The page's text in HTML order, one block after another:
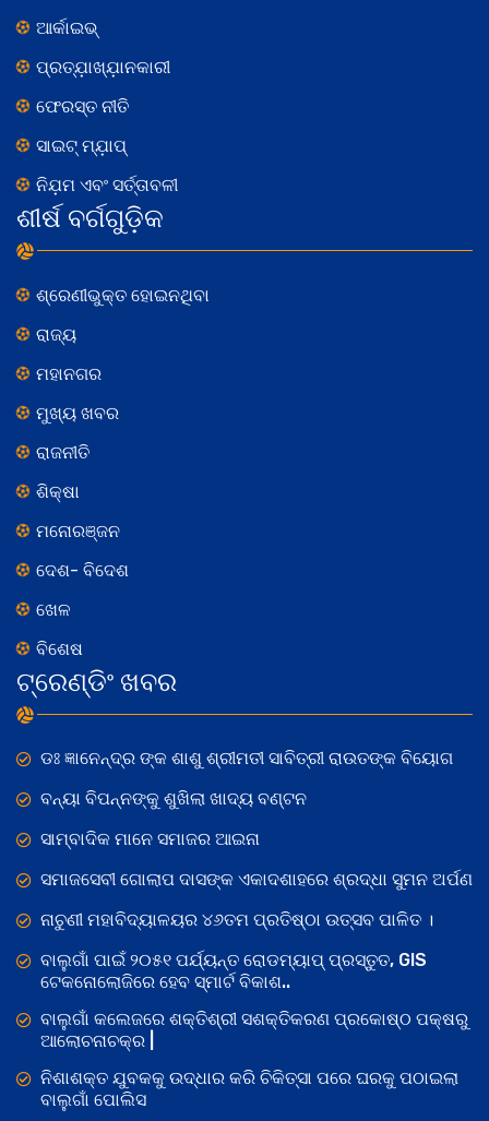
ଆର୍କାଇଭ୍
ପ୍ରତ୍ଯ଼ାଖ୍ଯ଼ାନକାରୀ
ଫେରସ୍ତ ନୀତି
ସାଇଟ୍ ମ୍ଯ଼ାପ୍
ନିଯ଼ମ ଏବଂ ସର୍ତ୍ତାବଳୀ
ଶୀର୍ଷ ବର୍ଗଗୁଡ଼ିକ
ଶ୍ରେଣୀଭୁକ୍ତ ହୋଇନଥିବା
ରାଜ୍ୟ
ମହାନଗର
ମୁଖ୍ୟ ଖବର
ରାଜନୀତି
ଶିକ୍ଷା
ମନୋରଞ୍ଜନ
ଦେଶ- ବିଦେଶ
ଖେଳ
ବିଶେଷ
ଟ୍ରେଣ୍ଡିଂ ଖବର
ଡଃ ଜ୍ଞାନେନ୍ଦ୍ର ଙ୍କ ଶାଶୁ ଶ୍ରୀମତୀ ସାବିତ୍ରୀ ରାଉତଙ୍କ ବିୟୋଗ
ବନ୍ୟା ବିପନ୍ନଙ୍କୁ ଶୁଖିଲା ଖାଦ୍ୟ ବଣ୍ଟନ
ସାମ୍ବାଦିକ ମାନେ ସମାଜର ଆଇନା
ସମାଜସେବୀ ଗୋଲାପ ଦାସଙ୍କ ଏକାଦଶାହରେ ଶ୍ରଦ୍ଧା ସୁମନ ଅର୍ପଣ
ନାଚୁଣୀ ମହାବିଦ୍ୟାଳୟର ୪୬ତମ ପ୍ରତିଷ୍ଠା ଉତ୍ସବ ପାଳିତ ।
ବାଲୁଗାଁ ପାଇଁ ୨୦୫୧ ପର୍ଯ୍ୟନ୍ତ ରୋଡମ୍ୟାପ୍ ପ୍ରସ୍ତୁତ, GIS
ଟେକନୋଲୋଜିରେ ହେବ ସ୍ମାର୍ଟ ବିକାଶ..
ବାଲୁଗାଁ କଲେଜରେ ଶକ୍ତିଶ୍ରୀ ସଶକ୍ତିକରଣ ପ୍ରକୋଷ୍ଠ ପକ୍ଷରୁ
ଆଲୋଚନାଚକ୍ର |
ନିଶାଶକ୍ତ ଯୁବକକୁ ଉଦ୍ଧାର କରି ଚିକିତ୍ସା ପରେ ଘରକୁ ପଠାଇଲା
ବାଲୁଗାଁ ପୋଲିସ